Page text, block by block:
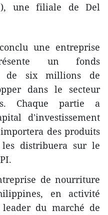
une filiale de Del
une entreprise
un fonds
de six millions de
dans le secteur
Chaque partie a
d'investissement
des produits
distribuera sur le
de nourriture
en activité
du marché de